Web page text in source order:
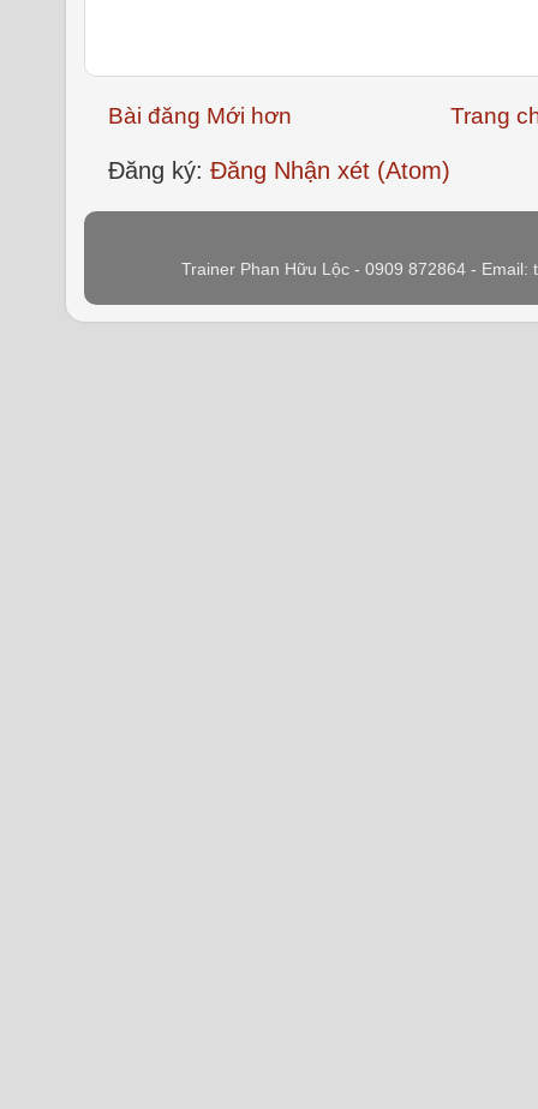
Bài đăng Mới hơn Trang
Đăng ký: Đăng Nhận xét (Atom)
Trainer Phan Hữu Lộc - 0909 872864 -